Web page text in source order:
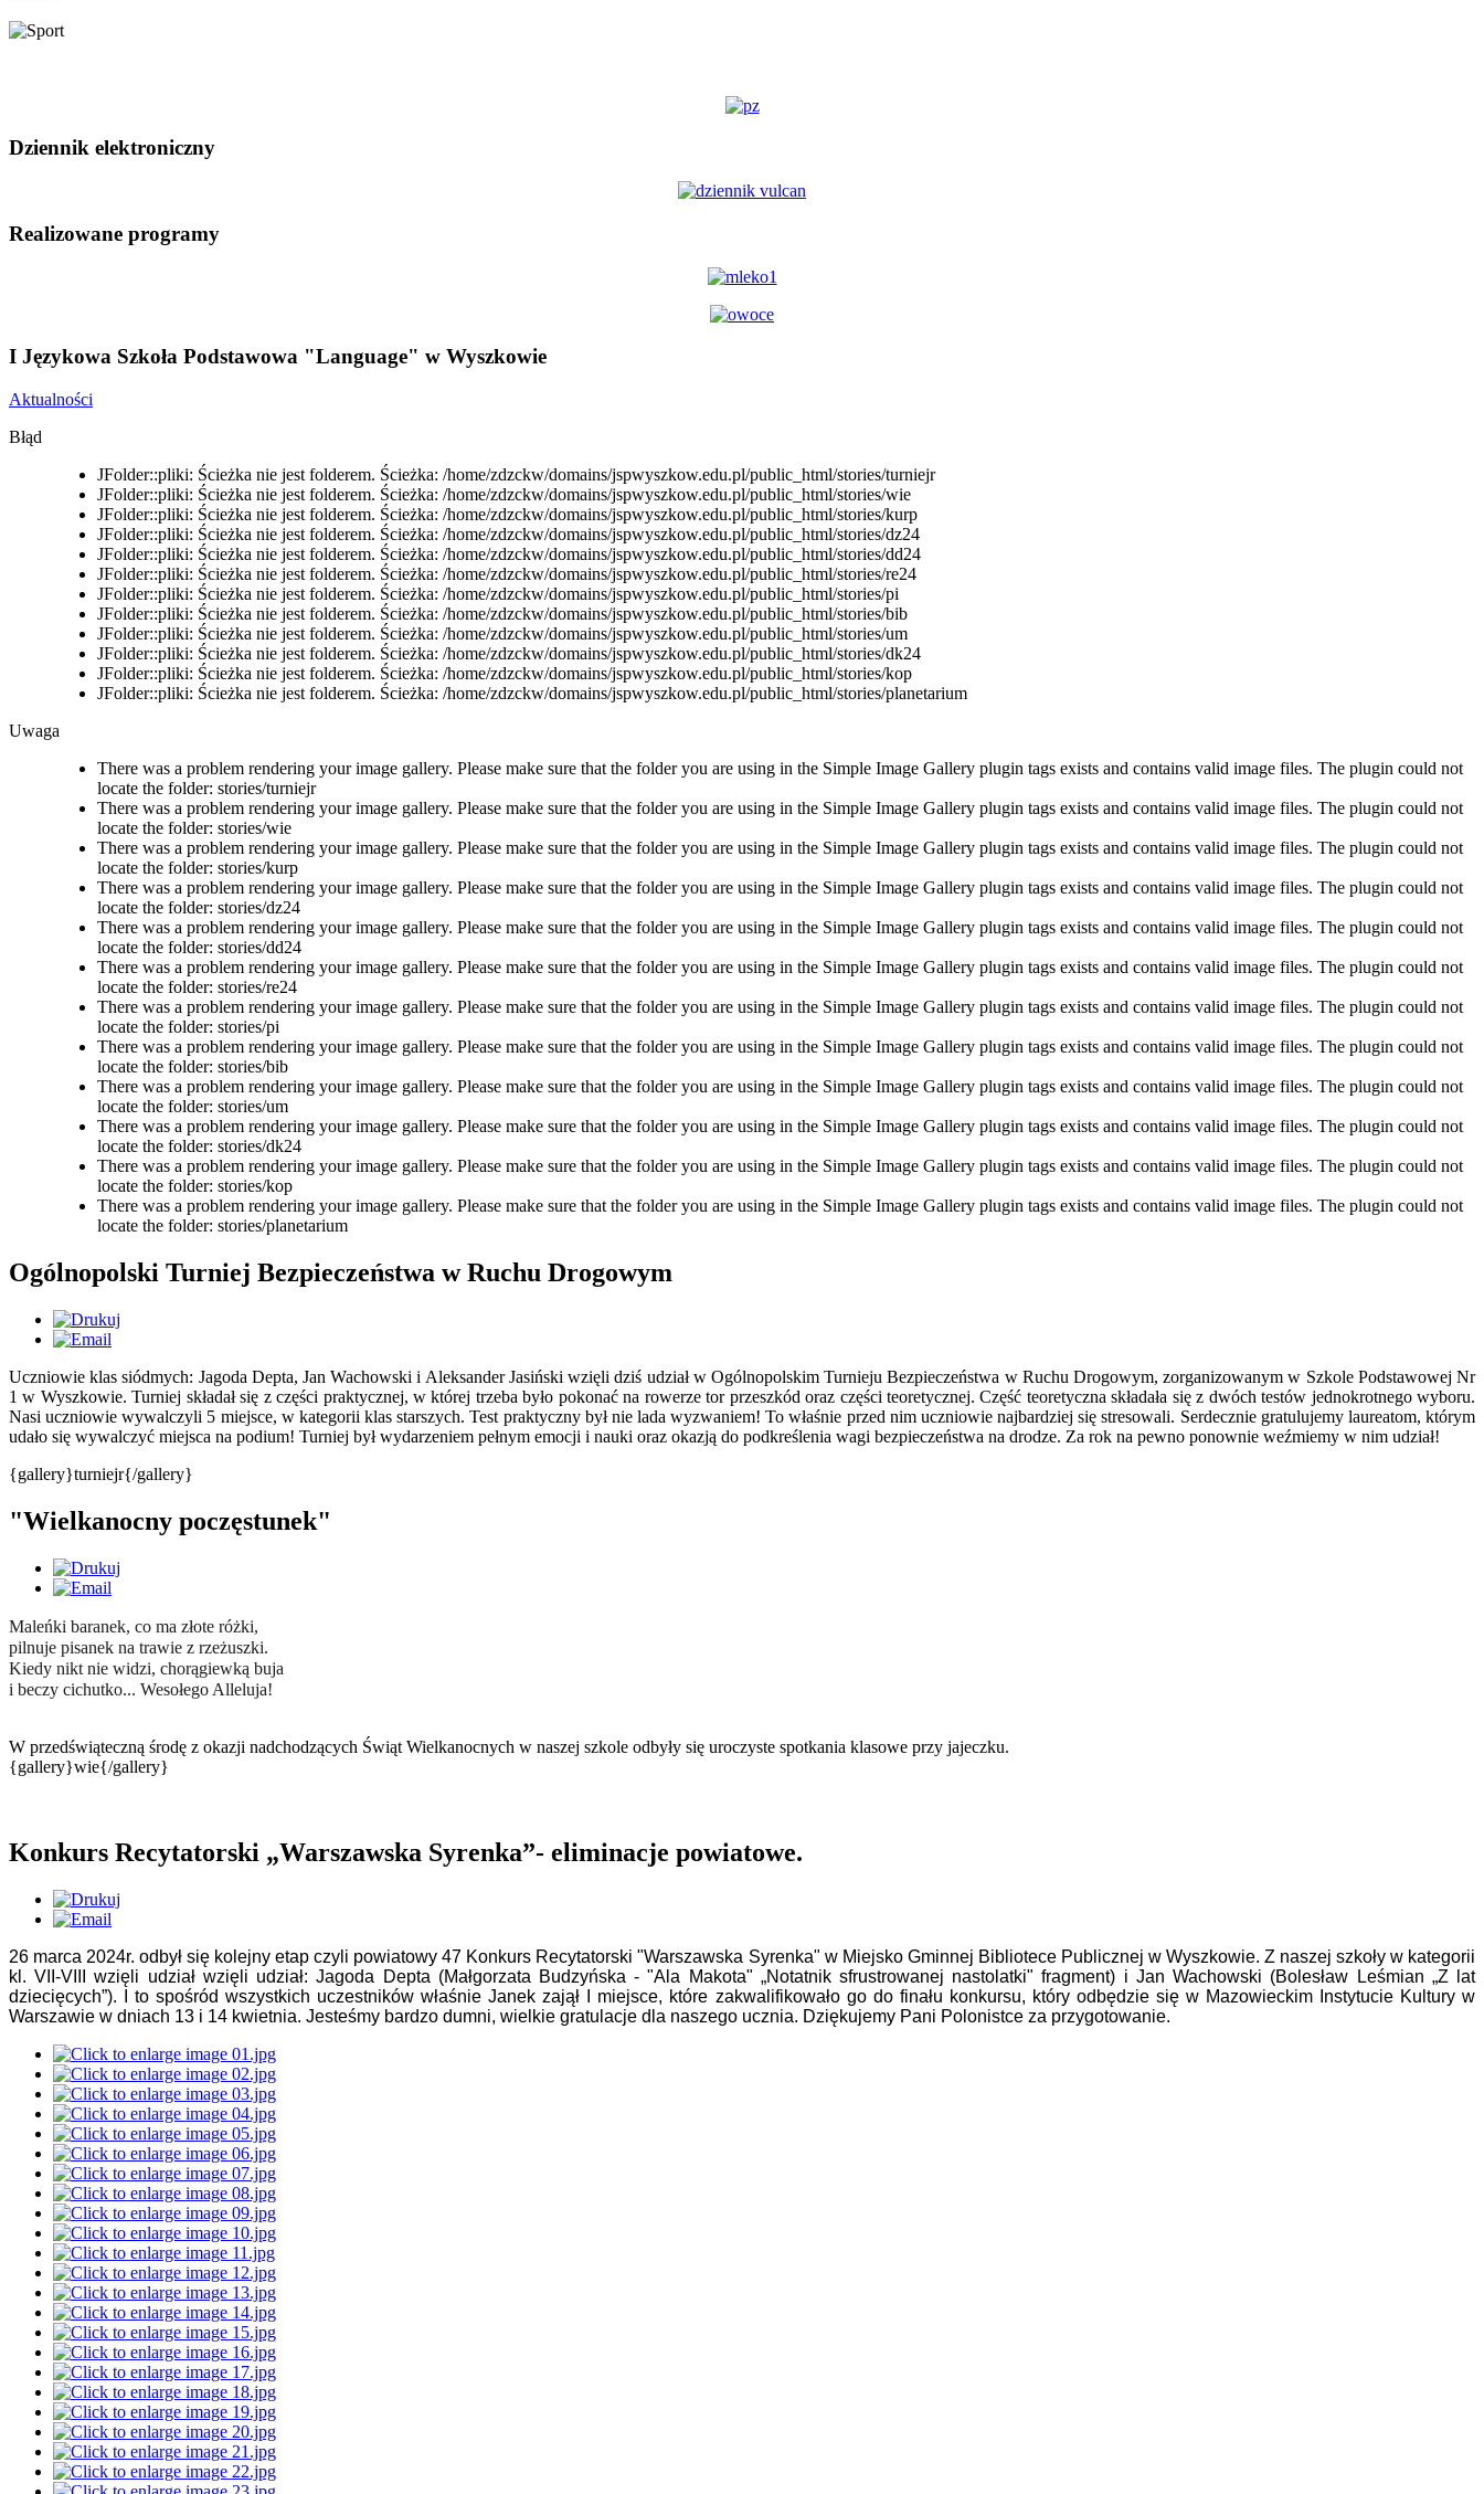
Dziennik elektroniczny
Realizowane programy
I Językowa Szkoła Podstawowa "Language" w Wyszkowie
Aktualności
Błąd
JFolder::pliki: Ścieżka nie jest folderem. Ścieżka: /home/zdzckw/domains/jspwyszkow.edu.pl/public_html/stories/turniejr
JFolder::pliki: Ścieżka nie jest folderem. Ścieżka: /home/zdzckw/domains/jspwyszkow.edu.pl/public_html/stories/wie
JFolder::pliki: Ścieżka nie jest folderem. Ścieżka: /home/zdzckw/domains/jspwyszkow.edu.pl/public_html/stories/kurp
JFolder::pliki: Ścieżka nie jest folderem. Ścieżka: /home/zdzckw/domains/jspwyszkow.edu.pl/public_html/stories/dz24
JFolder::pliki: Ścieżka nie jest folderem. Ścieżka: /home/zdzckw/domains/jspwyszkow.edu.pl/public_html/stories/dd24
JFolder::pliki: Ścieżka nie jest folderem. Ścieżka: /home/zdzckw/domains/jspwyszkow.edu.pl/public_html/stories/re24
JFolder::pliki: Ścieżka nie jest folderem. Ścieżka: /home/zdzckw/domains/jspwyszkow.edu.pl/public_html/stories/pi
JFolder::pliki: Ścieżka nie jest folderem. Ścieżka: /home/zdzckw/domains/jspwyszkow.edu.pl/public_html/stories/bib
JFolder::pliki: Ścieżka nie jest folderem. Ścieżka: /home/zdzckw/domains/jspwyszkow.edu.pl/public_html/stories/um
JFolder::pliki: Ścieżka nie jest folderem. Ścieżka: /home/zdzckw/domains/jspwyszkow.edu.pl/public_html/stories/dk24
JFolder::pliki: Ścieżka nie jest folderem. Ścieżka: /home/zdzckw/domains/jspwyszkow.edu.pl/public_html/stories/kop
JFolder::pliki: Ścieżka nie jest folderem. Ścieżka: /home/zdzckw/domains/jspwyszkow.edu.pl/public_html/stories/planetarium
Uwaga
There was a problem rendering your image gallery. Please make sure that the folder you are using in the Simple Image Gallery plugin tags exists and contains valid image files. The plugin could not
locate the folder: stories/turniejr
There was a problem rendering your image gallery. Please make sure that the folder you are using in the Simple Image Gallery plugin tags exists and contains valid image files. The plugin could not
locate the folder: stories/wie
There was a problem rendering your image gallery. Please make sure that the folder you are using in the Simple Image Gallery plugin tags exists and contains valid image files. The plugin could not
locate the folder: stories/kurp
There was a problem rendering your image gallery. Please make sure that the folder you are using in the Simple Image Gallery plugin tags exists and contains valid image files. The plugin could not
locate the folder: stories/dz24
There was a problem rendering your image gallery. Please make sure that the folder you are using in the Simple Image Gallery plugin tags exists and contains valid image files. The plugin could not
locate the folder: stories/dd24
There was a problem rendering your image gallery. Please make sure that the folder you are using in the Simple Image Gallery plugin tags exists and contains valid image files. The plugin could not
locate the folder: stories/re24
There was a problem rendering your image gallery. Please make sure that the folder you are using in the Simple Image Gallery plugin tags exists and contains valid image files. The plugin could not
locate the folder: stories/pi
There was a problem rendering your image gallery. Please make sure that the folder you are using in the Simple Image Gallery plugin tags exists and contains valid image files. The plugin could not
locate the folder: stories/bib
There was a problem rendering your image gallery. Please make sure that the folder you are using in the Simple Image Gallery plugin tags exists and contains valid image files. The plugin could not
locate the folder: stories/um
There was a problem rendering your image gallery. Please make sure that the folder you are using in the Simple Image Gallery plugin tags exists and contains valid image files. The plugin could not
locate the folder: stories/dk24
There was a problem rendering your image gallery. Please make sure that the folder you are using in the Simple Image Gallery plugin tags exists and contains valid image files. The plugin could not
locate the folder: stories/kop
There was a problem rendering your image gallery. Please make sure that the folder you are using in the Simple Image Gallery plugin tags exists and contains valid image files. The plugin could not
locate the folder: stories/planetarium
Ogólnopolski Turniej Bezpieczeństwa w Ruchu Drogowym
Uczniowie klas siódmych: Jagoda Depta, Jan Wachowski i Aleksander Jasiński wzięli dziś udział w Ogólnopolskim Turnieju Bezpieczeństwa w Ruchu Drogowym, zorganizowanym w Szkole Podstawowej Nr
1 w Wyszkowie. Turniej składał się z części praktycznej, w której trzeba było pokonać na rowerze tor przeszkód oraz części teoretycznej. Część teoretyczna składała się z dwóch testów jednokrotnego wyboru.
Nasi uczniowie wywalczyli 5 miejsce, w kategorii klas starszych. Test praktyczny był nie lada wyzwaniem! To właśnie przed nim uczniowie najbardziej się stresowali. Serdecznie gratulujemy laureatom, którym
udało się wywalczyć miejsca na podium! Turniej był wydarzeniem pełnym emocji i nauki oraz okazją do podkreślenia wagi bezpieczeństwa na drodze. Za rok na pewno ponownie weźmiemy w nim udział!
{gallery}turniejr{/gallery}
"Wielkanocny poczęstunek"
Maleńki baranek, co ma złote różki,
pilnuje pisanek na trawie z rzeżuszki.
Kiedy nikt nie widzi, chorągiewką buja
i beczy cichutko... Wesołego Alleluja!
W przedświąteczną środę z okazji nadchodzących Świąt Wielkanocnych w naszej szkole odbyły się uroczyste spotkania klasowe przy jajeczku.
{gallery}wie{/gallery}
Konkurs Recytatorski „Warszawska Syrenka”- eliminacje powiatowe.
26 marca 2024r. odbył się kolejny etap czyli powiatowy 47 Konkurs Recytatorski "Warszawska Syrenka" w Miejsko Gminnej Bibliotece Publicznej w Wyszkowie. Z naszej szkoły w kategorii
kl. VII-VIII wzięli udział wzięli udział: Jagoda Depta (Małgorzata Budzyńska - "Ala Makota" „Notatnik sfrustrowanej nastolatki" fragment) i Jan Wachowski (Bolesław Leśmian „Z lat
dziecięcych”). I to spośród wszystkich uczestników właśnie Janek zajął I miejsce, które zakwalifikowało go do finału konkursu, który odbędzie się w Mazowieckim Instytucie Kultury w
Warszawie w dniach 13 i 14 kwietnia. Jesteśmy bardzo dumni, wielkie gratulacje dla naszego ucznia. Dziękujemy Pani Polonistce za przygotowanie.